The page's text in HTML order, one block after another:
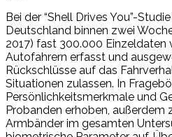
Bei der “Shell Drives You”-
Deutschland binnen zwei
2017) fast 300.000 Einzeldaten
Autofahrern erfasst und
Rückschlüsse auf das
Situationen zulassen. In
Persönlichkeitsmerkmale und
Probanden erhoben, außerdem
Armbänder im gesamten